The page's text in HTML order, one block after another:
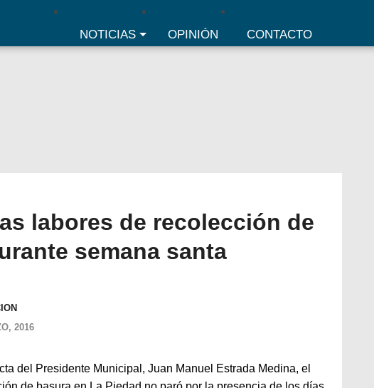
NOTICIAS OPINIÓN CONTACTO
labores de recolección de
semana santa
2016
del Presidente Municipal, Juan Manuel Estrada Medina, el